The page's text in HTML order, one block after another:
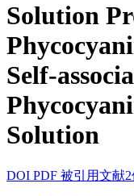
Solution
Self-
Solution
DOI PDF 被引用文献2